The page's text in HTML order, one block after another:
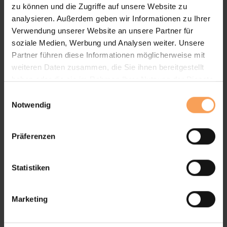
zu können und die Zugriffe auf unsere Website zu
analysieren. Außerdem geben wir Informationen zu Ihrer
Verwendung unserer Website an unsere Partner für
soziale Medien, Werbung und Analysen weiter. Unsere
Partner führen diese Informationen möglicherweise mit
weiteren Daten zusammen, die Sie ihnen bereitgestellt
haben oder die sie im Rahmen Ihrer Nutzung der Dienste
Notwendig
Präferenzen
Statistiken
Marketing
Schwer entflammbares Gewebe
Vertikale und horizontale Anbringung möglich